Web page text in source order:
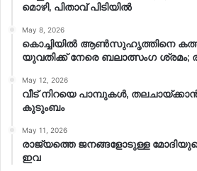
മൊഴി, പിതാവ് പിടിയിൽ
May 8, 2026
കൊച്ചിയിൽ ആൺസുഹൃത്തിനെ
യുവതിക്ക് നേരെ ബലാത്സംഗ​ ശ്രമം;
May 12, 2026
വീട് നിറയെ പാമ്പുകൾ,
കുടുംബം
May 11, 2026
രാജ്യത്തെ ജനങ്ങളോടുള്ള
ഇവ